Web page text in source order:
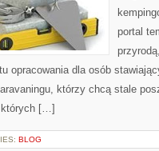
portal
opracowania dla osób
którzy chcą stale
których […]
BLOG